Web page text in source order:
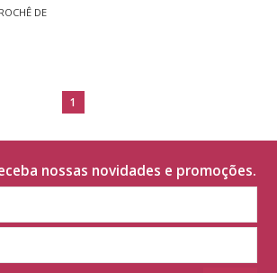
DE
1
nossas novidades e promoções.